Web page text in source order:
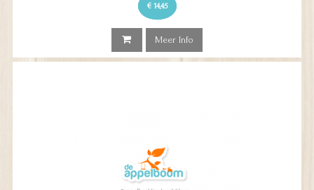
€ 14,45
Meer Info